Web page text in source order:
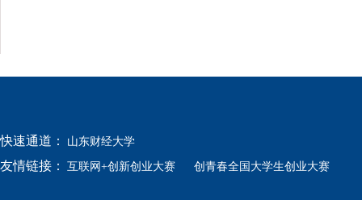
快速通道： 山东财经大学
友情链接： 互联网+创新创业大赛 创青春全国大学生创业大赛